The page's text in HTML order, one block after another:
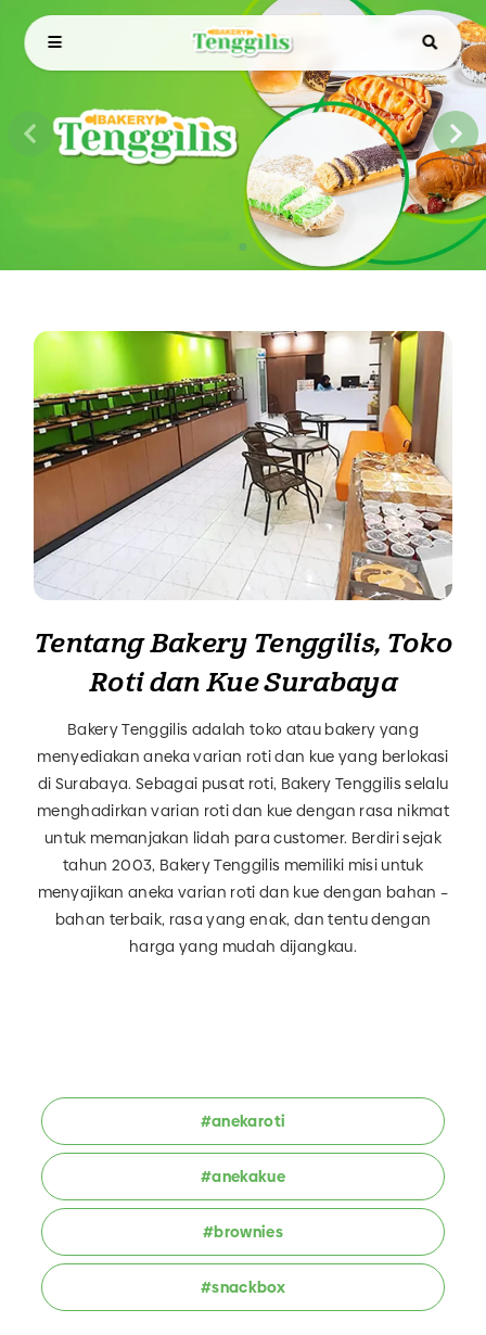
Tentang Bakery Tenggilis, Toko
Roti dan Kue Surabaya
Tentang Bakery Tenggilis, Toko
Roti dan Kue Surabaya
Bakery Tenggilis adalah toko atau bakery yang
menyediakan aneka varian roti dan kue yang berlokasi
di Surabaya. Sebagai pusat roti, Bakery Tenggilis selalu
menghadirkan varian roti dan kue dengan rasa nikmat
untuk memanjakan lidah para customer. Berdiri sejak
tahun 2003, Bakery Tenggilis memiliki misi untuk
menyajikan aneka varian roti dan kue dengan bahan –
bahan terbaik, rasa yang enak, dan tentu dengan
harga yang mudah dijangkau.
#anekaroti
#anekakue
#brownies
#snackbox